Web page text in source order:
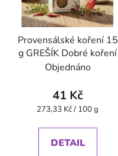
Provensálské koření 15
g GREŠÍK Dobré koření
Objednáno
41 Kč
Měrná
273,33 Kč / 100 g
DETAIL